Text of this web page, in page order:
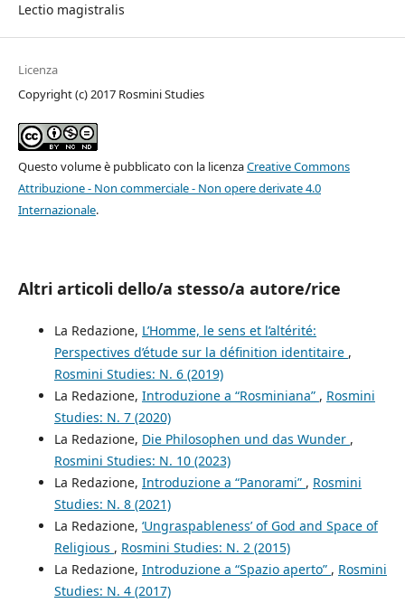
Lectio magistralis
Licenza
Copyright (c) 2017 Rosmini Studies
Questo volume è pubblicato con la licenzaCreative Commons
Attribuzione - Non commerciale - Non opere derivate 4.0
Internazionale.
Altri articoli dello/a stesso/a autore/rice
La Redazione, L’Homme, le sens et l’altérité:
Perspectives d’étude sur la définition identitaire ,
Rosmini Studies: N. 6 (2019)
La Redazione, Introduzione a “Rosminiana” , Rosmini
Studies: N. 7 (2020)
La Redazione, Die Philosophen und das Wunder ,
Rosmini Studies: N. 10 (2023)
La Redazione, Introduzione a “Panorami” , Rosmini
Studies: N. 8 (2021)
La Redazione, ‘Ungraspableness’ of God and Space of
Religious , Rosmini Studies: N. 2 (2015)
La Redazione, Introduzione a “Spazio aperto” , Rosmini
Studies: N. 4 (2017)